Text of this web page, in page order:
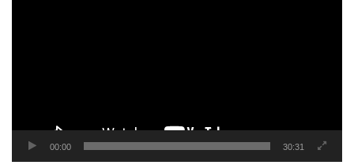
00:00 30:31